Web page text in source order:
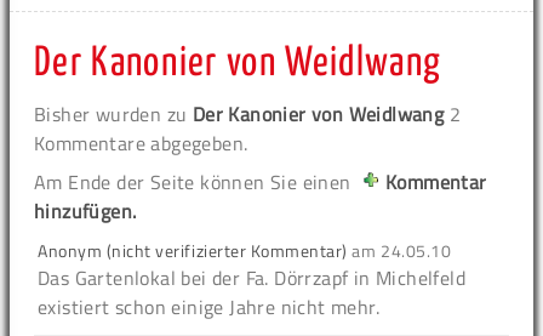
Der Kanonier von Weidlwang
Bisher wurden zu Der Kanonier von Weidlwang2
Kommentare abgegeben.
Am Ende der Seite können Sie einen
Kommentar
hinzufügen.
Anonym (nicht verifizierter Kommentar) am 24.05.10
Das Gartenlokal bei der Fa. Dörrzapf in Michelfeld
existiert schon einige Jahre nicht mehr.